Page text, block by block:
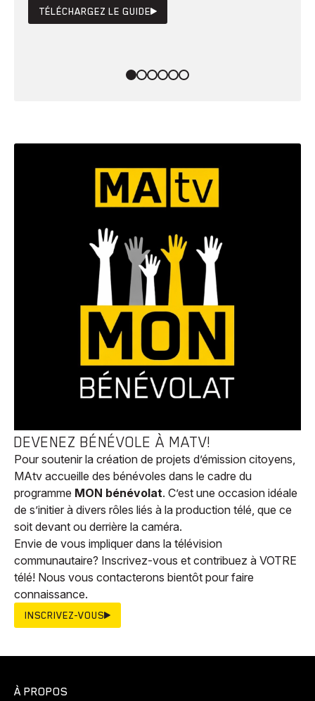
TÉLÉCHARGEZ LE GUIDE
DEVENEZ BÉNÉVOLE À MATV!
Pour soutenir la création de projets d’émission citoyens,
MAtv accueille des bénévoles dans le cadre du
programme MON bénévolat. C’est une occasion idéale
de s’initier à divers rôles liés à la production télé, que ce
soit devant ou derrière la caméra.
Envie de vous impliquer dans la télévision
communautaire? Inscrivez-vous et contribuez à VOTRE
télé! Nous vous contacterons bientôt pour faire
connaissance.
INSCRIVEZ-VOUS
À PROPOS